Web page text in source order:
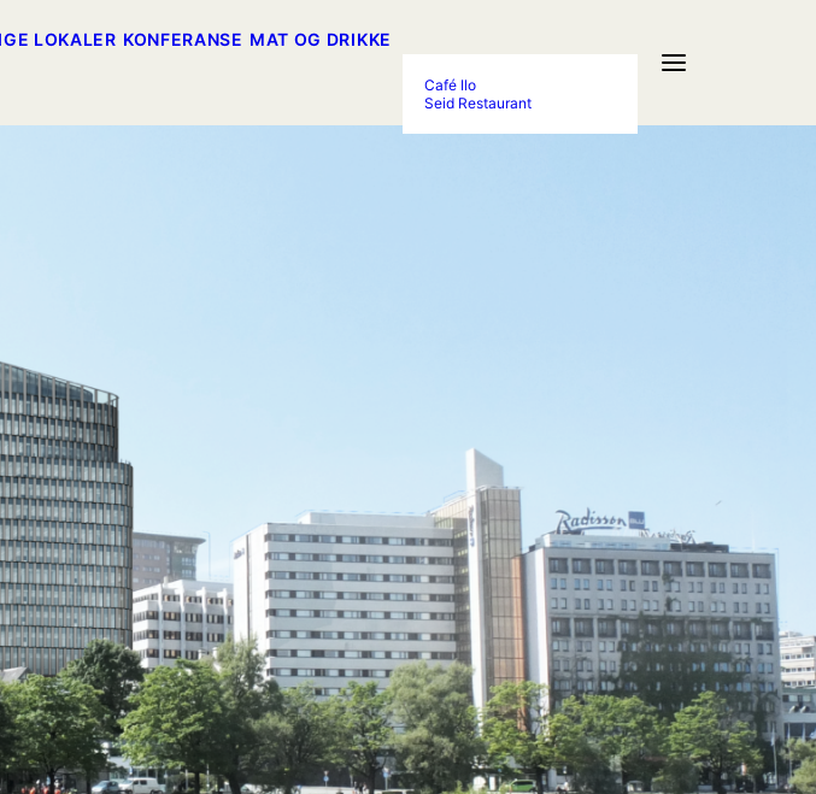
LOKALER KONFERANSE MAT OG DRIKKE
Café Ilo
Seid Restaurant